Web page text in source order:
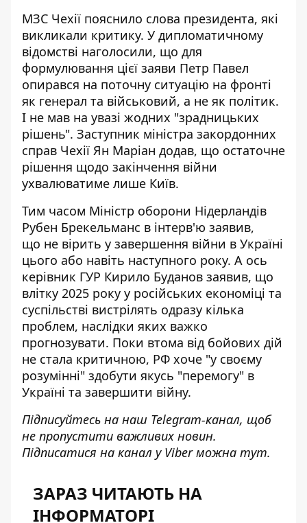
МЗС Чехії пояснило слова президента, які
викликали критику. У дипломатичному
відомстві наголосили, що для
формулювання цієї заяви Петр Павел
опирався на поточну ситуацію на фронті
як генерал та військовий, а не як політик.
І не мав на увазі жодних "зрадницьких
рішень". Заступник міністра закордонних
справ Чехії Ян Маріан додав, що остаточне
рішення щодо закінчення війни
ухвалюватиме лише Київ.
Тим часом Міністр оборони Нідерландів
Рубен Брекельманс в інтерв'ю заявив,
що не вірить у завершення війни в Україні
цього або навіть наступного року. А ось
керівник ГУР Кирило Буданов заявив, що
влітку 2025 року у російських економіці та
суспільстві вистрілять одразу кілька
проблем, наслідки яких важко
прогнозувати. Поки втома від бойових дій
не стала критичною, РФ хоче "у своєму
розумінні" здобути якусь "перемогу" в
Україні та завершити війну.
Підписуйтесь на наш Telegram-канал, щоб
не пропустити важливих новин.
Підписатися на канал у Viber можна тут.
ЗАРАЗ ЧИТАЮТЬ НА
ІНФОРМАТОРІ